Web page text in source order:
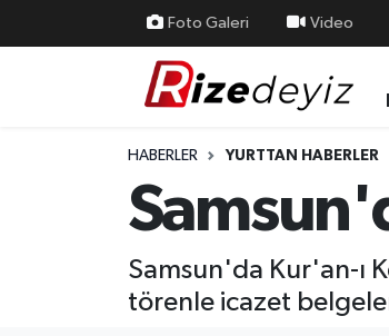
Foto Galeri Video
HABERLER YURTTAN HABERLER
Samsun'da Kur'an-ı
törenle icazet
Yurttan Haberler
Teknoloji
Rize Nöbetçi Eczaneler
Rize Trafik Yoğunluk Haritası
Tüm Manşetler